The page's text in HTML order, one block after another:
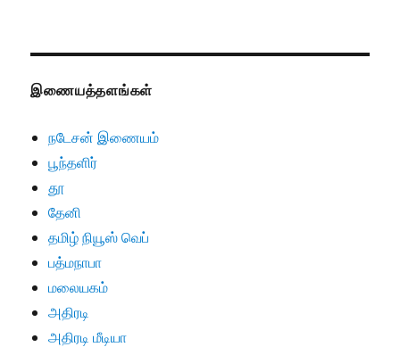
இணையத்தளங்கள்
நடேசன் இணையம்
பூந்தளிர்
தூ
தேனி
தமிழ் நியூஸ் வெப்
பத்மநாபா
மலையகம்
அதிரடி
அதிரடி மீடியா